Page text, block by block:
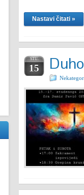
Nastavi čitati »
STU.
15